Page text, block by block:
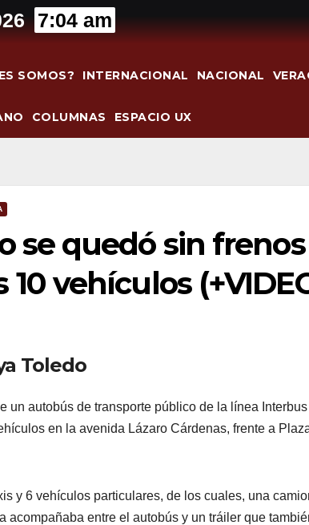
7:04 am
SOMOS? INTERNACIONAL NACIONAL
COLUMNAS ESPACIO UX
se quedó sin
10 vehículos
Toledo
un autobús de transporte público de la línea
en la avenida Lázaro Cárdenas, frente a
y 6 vehículos particulares, de los cuales, una
acompañaba entre el autobús y un tráiler que